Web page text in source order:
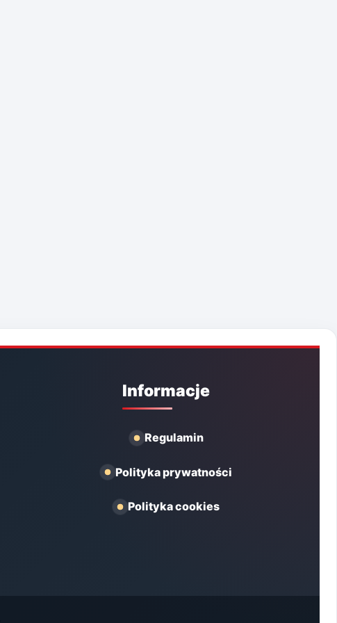
Informacje
Regulamin
Polityka prywatności
Polityka cookies